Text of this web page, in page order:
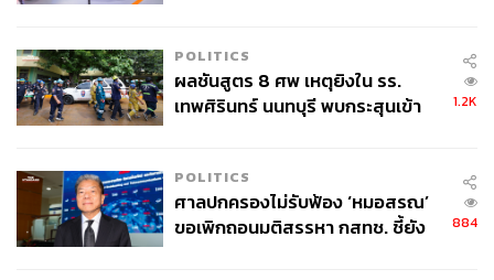
POLITICS
ผลชันสูตร 8 ศพ เหตุยิงใน รร.
เทพศิรินทร์ นนทบุรี พบกระสุนเข้า
1.2K
POLITICS
ศาลปกครองไม่รับฟ้อง ‘หมอสรณ’
ขอเพิกถอนมติสรรหา กสทช. ชี้ยัง
884